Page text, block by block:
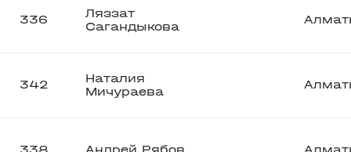
336
Ляззат
Сагандыкова
342
Наталия
Мичураева